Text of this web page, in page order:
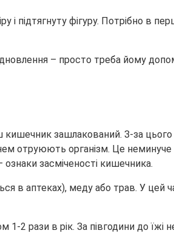
підтягнуту фігуру. Потрібно в
– просто треба йому
зашлакований. З-за
отруюють організм. Це неминуче
ознаки засміченості кишечника.
аптеках), меду або трав. У цей
2 рази в рік. За півгодини до